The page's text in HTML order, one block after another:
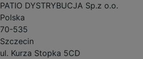
PATIO DYSTRYBUCJA Sp.z o.o.
Polska
70-535
Szczecin
ul. Kurza Stopka 5CD